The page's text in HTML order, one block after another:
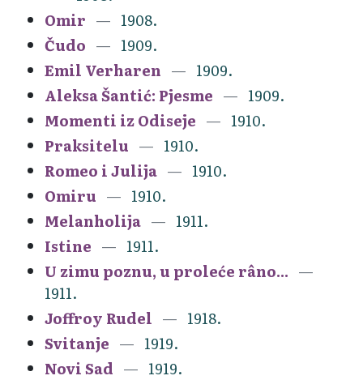
Omir
1908.
Čudo
1909.
Emil Verharen
1909.
Aleksa Šantić: Pjesme
1909.
Momenti iz Odiseje
1910.
Praksitelu
1910.
Romeo i Julija
1910.
Omiru
1910.
Melanholija
1911.
Istine
1911.
U zimu poznu, u proleće râno...
1911.
Joffroy Rudel
1918.
Svitanje
1919.
Novi Sad
1919.